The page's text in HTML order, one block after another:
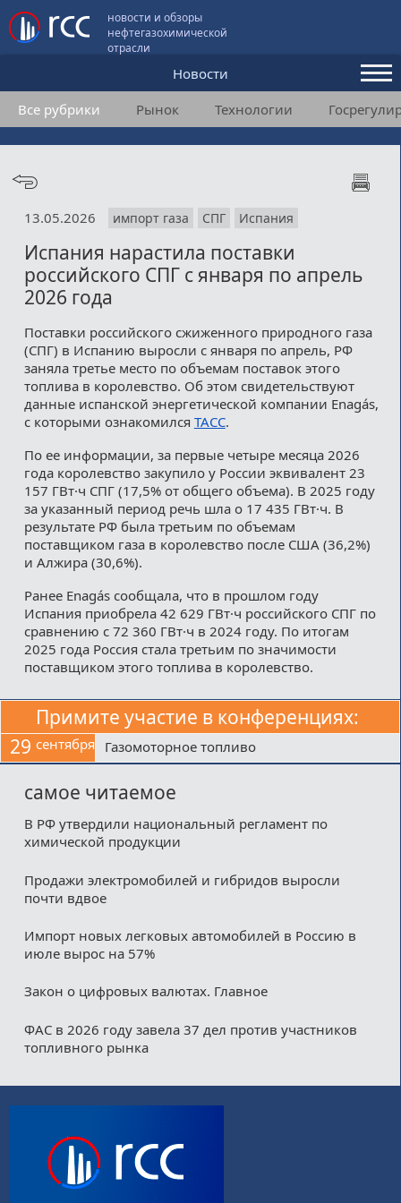
новости и обзоры
нефтегазохимической
отрасли
Новости
Аналитика и мнения
Конференции
Подписка
Пользовательское соглашение
Медиакит
Контакты
Все рубрики Рынок Технологии
13.05.2026 импорт газа СПГ Испания
Испания нарастила поставки
российского СПГ с января по апрель
2026 года
Поставки российского сжиженного природного газа
(СПГ) в Испанию выросли с января по апрель, РФ
заняла третье место по объемам поставок этого
топлива в королевство. Об этом свидетельствуют
данные испанской энергетической компании Enagás,
с которыми ознакомился ТАСС.
По ее информации, за первые четыре месяца 2026
года королевство закупило у России эквивалент 23
157 ГВт·ч СПГ (17,5% от общего объема). В 2025 году
за указанный период речь шла о 17 435 ГВт·ч. В
результате РФ была третьим по объемам
поставщиком газа в королевство после США (36,2%)
и Алжира (30,6%).
Ранее Enagás сообщала, что в прошлом году
Испания приобрела 42 629 ГВт·ч российского СПГ по
сравнению с 72 360 ГВт·ч в 2024 году. По итогам
2025 года Россия стала третьим по значимости
поставщиком этого топлива в королевство.
Примите участие в конференциях:
29 сентября Газомоторное топливо
самое читаемое
В РФ утвердили национальный регламент по
химической продукции
Продажи электромобилей и гибридов выросли
почти вдвое
Импорт новых легковых автомобилей в Россию в
июле вырос на 57%
Закон о цифровых валютах. Главное
ФАС в 2026 году завела 37 дел против участников
топливного рынка